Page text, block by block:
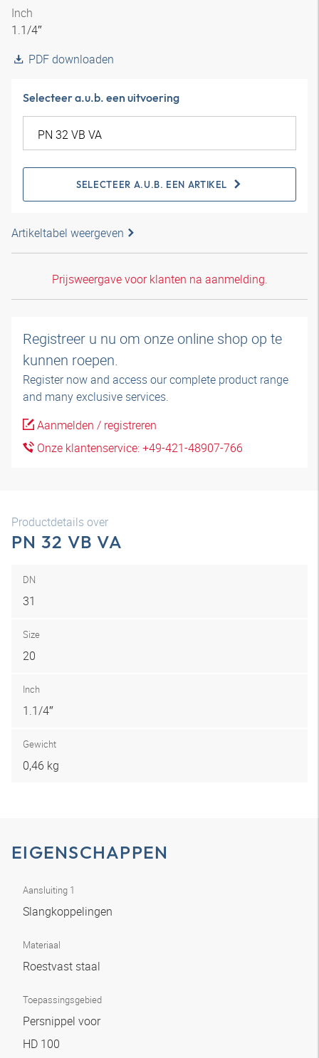
Inch
1.1/4″
PDF downloaden
Selecteer a.u.b. een uitvoering
SELECTEER A.U.B. EEN ARTIKEL
Artikeltabel weergeven
Prijsweergave voor klanten na aanmelding.
Registreer u nu om onze online shop op te
kunnen roepen.
Register now and access our complete product range
and many exclusive services.
Aanmelden / registreren
Onze klantenservice: +49-421-48907-766
Productdetails over
PN 32 VB VA
DN
31
Size
20
Inch
1.1/4″
Gewicht
0,46 kg
EIGENSCHAPPEN
Aansluiting 1
Slangkoppelingen
Materiaal
Roestvast staal
Toepassingsgebied
Persnippel voor
HD 100